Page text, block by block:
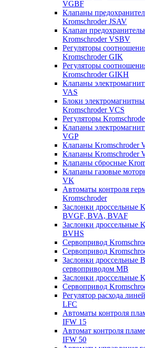
VGBF
Клапаны
Kromschroder JSAV
Клапан
Kromschroder VSBV
Регуляторы
Kromschroder GIK
Регуляторы
Kromschroder GIKH
Клапаны
VAS
Блоки
Kromschroder VCS
Регуляторы
Клапаны
VGP
Клапаны Kromschroder
Клапаны Kromschroder
Клапаны сбросные
Клапаны газовые
VK
Автоматы контроля
Kromschroder
Заслонки дроссельные
BVGF, BVA, BVAF
Заслонки дроссельные
BVHS
Сервопривод
Сервопривод
Заслонки дроссельные
сервоприводом МВ
Заслонки дроссельные
Cервопривод
Регулятор расхода
LFC
Автоматы контроля
IFW 15
Автомат контроля
IFW 50